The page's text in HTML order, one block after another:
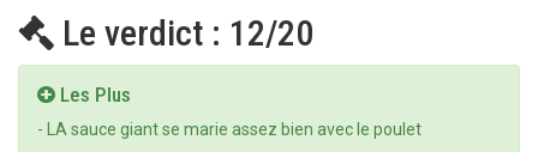
Le verdict : 12/20
Les Plus
- LA sauce giant se marie assez bien avec le poulet